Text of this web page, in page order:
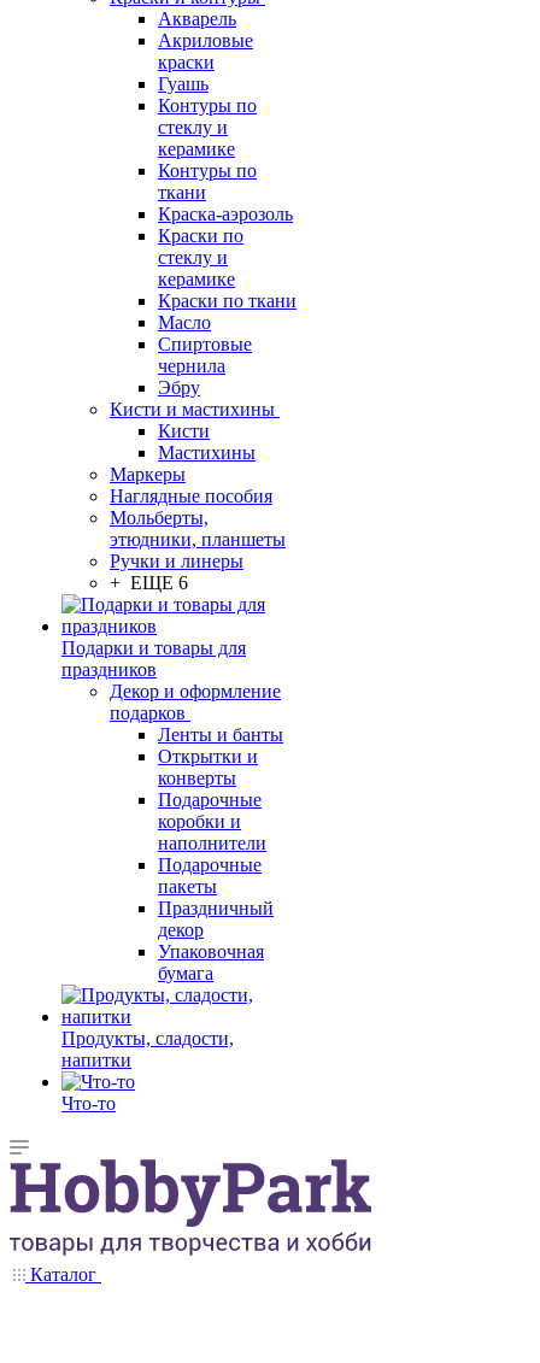
Акварель
Акриловые
краски
Гуашь
Контуры по
стеклу и
керамике
Контуры по
ткани
Краска-аэрозоль
Краски по
стеклу и
керамике
Краски по ткани
Масло
Спиртовые
чернила
Эбру
Кисти и мастихины
Кисти
Мастихины
Маркеры
Наглядные пособия
Мольберты,
этюдники, планшеты
Ручки и линеры
+ ЕЩЕ 6
Подарки и товары для
праздников
Декор и оформление
подарков
Ленты и банты
Открытки и
конверты
Подарочные
коробки и
наполнители
Подарочные
пакеты
Праздничный
декор
Упаковочная
бумага
Продукты, сладости,
напитки
Что-то
Каталог